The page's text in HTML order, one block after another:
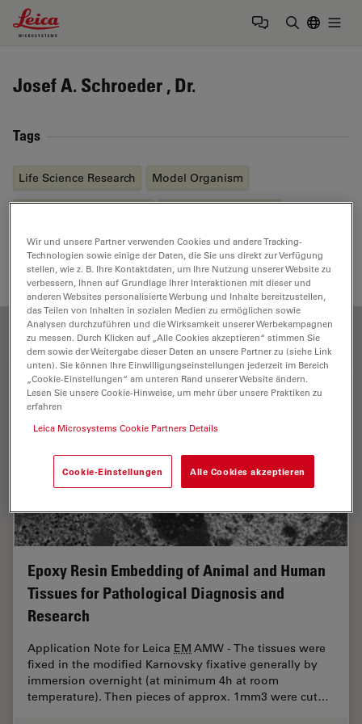
Leica Microsystems Logo
Josef A. Schroeder , Dr.
Tags
Life Science Research Model Organism
Sample Preparation
Epoxy Resin Embedding of Animal and Human
Tissues for Pathological Diagnosis and
Research
Application Note for Leica EM AMW - The tissues were
fixed in the modified Karnovsky fixative generally by
immersion overnight (at minimum 4h at room
temperature). Then pieces of approx. 1mm3 were cut…
Wir und unsere Partner verwenden Cookies und andere Tracking-
Technologien sowie einige der Daten, die Sie uns direkt zur Verfügung
stellen, wie z. B. Ihre Kontaktdaten, um Ihre Nutzung unserer Website zu
verbessern, Ihnen auf Grundlage Ihrer Interaktionen mit dieser und
anderen Websites personalisierte Werbung und Inhalte bereitzustellen,
das Teilen von Inhalten in sozialen Medien zu ermöglichen sowie
Analysen durchzuführen und die Wirksamkeit unserer Werbekampagnen
zu messen. Durch Klicken auf „Alle Cookies akzeptieren“ stimmen Sie
dem sowie der Weitergabe dieser Daten an unsere Partner zu (siehe Link
unten). Sie können Ihre Einwilligungseinstellungen jederzeit im Bereich
„Cookie-Einstellungen“ am unteren Rand unserer Website ändern.
Lesen Sie unsere Cookie-Hinweise, um mehr über unsere Praktiken zu
erfahren
Leica Microsystems Cookie Partners Details
Cookie-Einstellungen Alle Cookies akzeptieren